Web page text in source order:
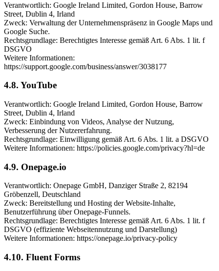
Verantwortlich: Google Ireland Limited, Gordon House, Barrow
Street, Dublin 4, Irland
Zweck: Verwaltung der Unternehmenspräsenz in Google Maps und
Google Suche.
Rechtsgrundlage: Berechtigtes Interesse gemäß Art. 6 Abs. 1 lit. f
DSGVO
Weitere Informationen:
https://support.google.com/business/answer/3038177
4.8. YouTube
Verantwortlich: Google Ireland Limited, Gordon House, Barrow
Street, Dublin 4, Irland
Zweck: Einbindung von Videos, Analyse der Nutzung,
Verbesserung der Nutzererfahrung.
Rechtsgrundlage: Einwilligung gemäß Art. 6 Abs. 1 lit. a DSGVO
Weitere Informationen: https://policies.google.com/privacy?hl=de
4.9. Onepage.io
Verantwortlich: Onepage GmbH, Danziger Straße 2, 82194
Gröbenzell, Deutschland
Zweck: Bereitstellung und Hosting der Website-Inhalte,
Benutzerführung über Onepage-Funnels.
Rechtsgrundlage: Berechtigtes Interesse gemäß Art. 6 Abs. 1 lit. f
DSGVO (effiziente Webseitennutzung und Darstellung)
Weitere Informationen: https://onepage.io/privacy-policy
4.10. Fluent Forms